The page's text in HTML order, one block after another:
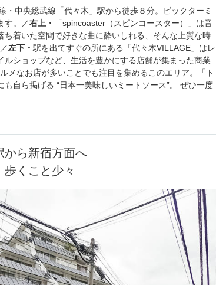
・中央総武線「代々木」駅から徒歩８分。ビックターミ
す。／右上・
「spincoaster（スピンコースター）」は音
着いた空間で好きな曲に酔いしれる、そんな上質な時
左下・駅を出てすぐの所にある「代々木VILLAGE」はレ
ルショップなど、生活を豊かにする店舗が集まった商業
メなお店が多いことでも注目を集めるこのエリア。「ト
自ら掲げる “日本一美味しいミートソース”。 ぜひ一度
から新宿方面へ
歩くこと少々